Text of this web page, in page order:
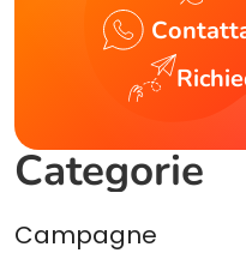
Categorie
Campagne